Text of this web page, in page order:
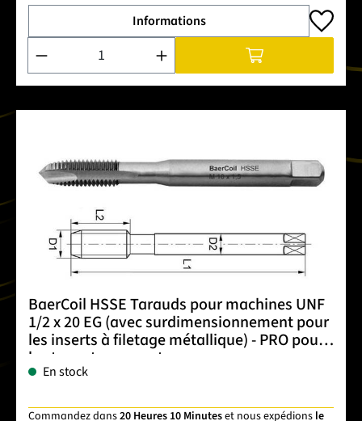
Informations
Quantité de produit : Entrez la quantité souhaitée ou
BaerCoil HSSE Tarauds pour machines UNF
1/2 x 20 EG (avec surdimensionnement pour
les inserts à filetage métallique) - PRO pour
les trous traversants
En stock
Commandez dans20 Heures 10 Minuteset nous expédions le